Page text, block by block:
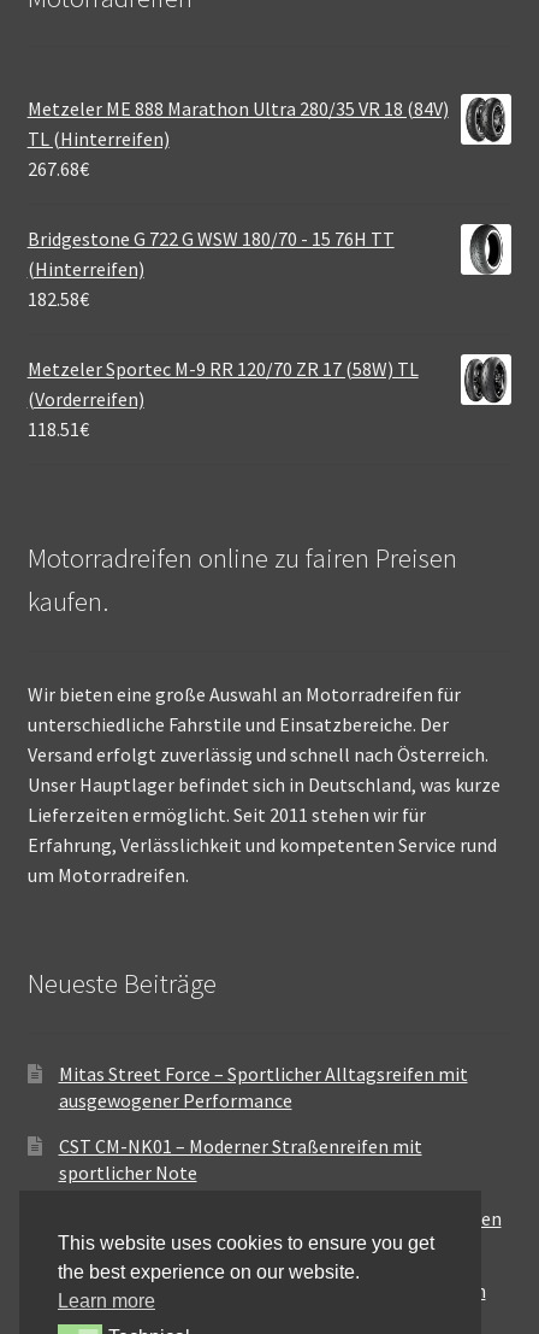
Metzeler ME 888 Marathon Ultra 280/35 VR 18 (84V)
TL (Hinterreifen)
267.68€
Bridgestone G 722 G WSW 180/70 - 15 76H TT
(Hinterreifen)
182.58€
Metzeler Sportec M-9 RR 120/70 ZR 17 (58W) TL
(Vorderreifen)
118.51€
Motorradreifen online zu fairen Preisen
kaufen.
Wir bieten eine große Auswahl an Motorradreifen für
unterschiedliche Fahrstile und Einsatzbereiche. Der
Versand erfolgt zuverlässig und schnell nach Österreich.
Unser Hauptlager befindet sich in Deutschland, was kurze
Lieferzeiten ermöglicht. Seit 2011 stehen wir für
Erfahrung, Verlässlichkeit und kompetenten Service rund
um Motorradreifen.
Neueste Beiträge
Mitas Street Force – Sportlicher Alltagsreifen mit
ausgewogener Performance
CST CM-NK01 – Moderner Straßenreifen mit
sportlicher Note
Maxxis MA-ST3 – Ausgewogener Sport-Touring-Reifen
für vielseitige Einsätze
Pirelli City Demon – Zuverlässigkeit für den urbanen
Alltag
This website uses cookies to ensure you get
the best experience on our website.
Learn more